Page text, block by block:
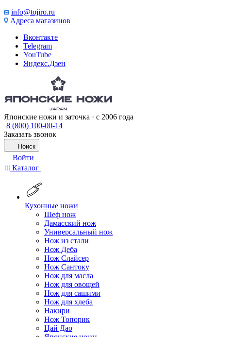
info@tojiro.ru
Адреса магазинов
Вконтакте
Telegram
YouTube
Яндекс.Дзен
Японские ножи и заточка · с 2006 года
8 (800) 100-00-14
Заказать звонок
Поиск
Войти
Каталог
Кухонные ножи
Шеф нож
Дамасский нож
Универсальный нож
Нож из стали
Нож Деба
Нож Слайсер
Нож Сантоку
Нож для масла
Нож для овощей
Нож для сашими
Нож для хлеба
Накири
Нож Топорик
Цай Дао